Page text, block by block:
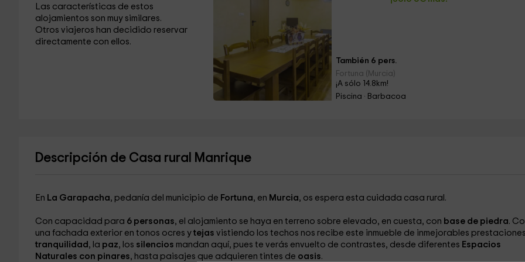
Las características de estos
alojamientos son muy similares.
Otros viajeros han decidido reservar
directamente con ellos.
También 6 pers.
Fortuna (Murcia)
¡A sólo 14.8km!
Piscina · Barbacoa
Descripción de Casa rural Manrique
En La Garapacha, pedanía del municipio de Fortuna, en Murcia, os espera esta cuidada casa rural.
Con capacidad para 6 personas, el alojamiento se haya en terreno sobre elevado, en cuesta, con base de piedra.
una fachada exterior en tonos ocres y tejas vistiendo los techos nos recibe este inmueble de inmejorables
tranquilidad , la paz, los silencios mandan aquí, pues te verás envuelto de contrastes, desde diferentes Espacios
Naturales con pinares, hasta paisajes que adquieren tintes de oasis.